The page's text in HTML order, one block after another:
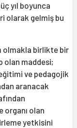
yıl boyunca
olarak gelmiş bu
olmakla birlikte bir
olan maddesi;
ve pedagojik
aranacak
organı olan
yetkisini